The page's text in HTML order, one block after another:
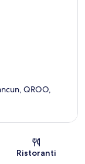
QROO,
Ristoranti